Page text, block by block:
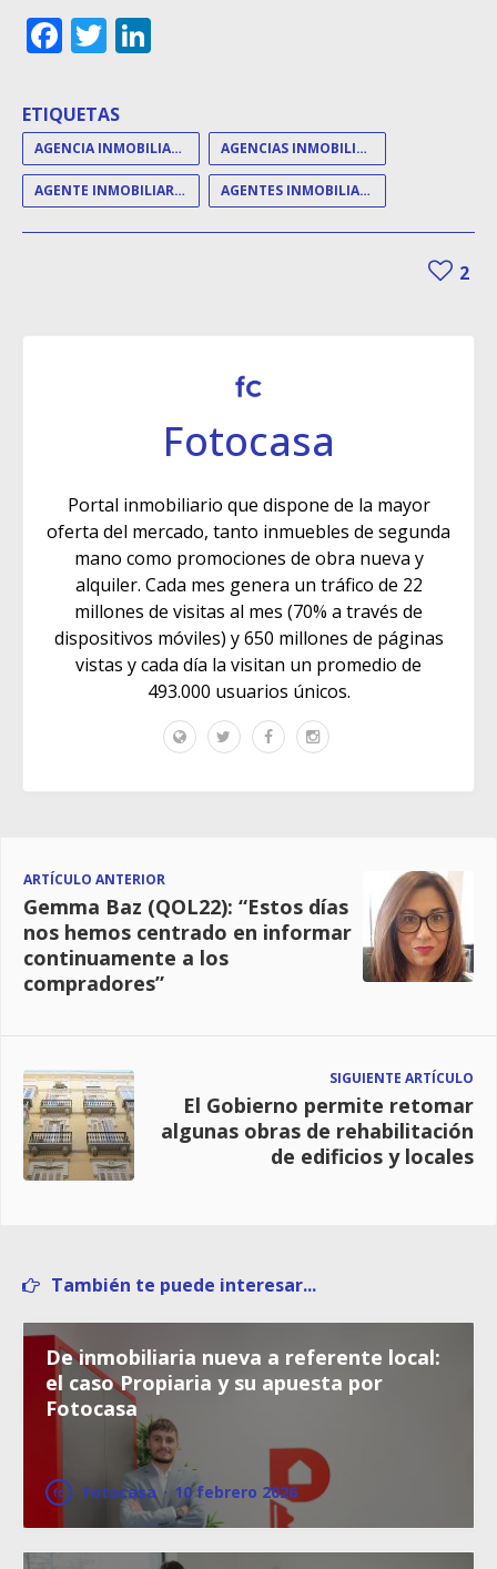
Facebook
Twitter
ETIQUETAS
AGENCIA INMOBILIARIA AGENCIAS INMOBILIARIAS
AGENTE INMOBILIARIO AGENTES INMOBILIARIOS
2
Fotocasa
Portal inmobiliario que dispone de la mayor
oferta del mercado, tanto inmuebles de segunda
mano como promociones de obra nueva y
alquiler. Cada mes genera un tráfico de 22
millones de visitas al mes (70% a través de
dispositivos móviles) y 650 millones de páginas
vistas y cada día la visitan un promedio de
493.000 usuarios únicos.
ARTÍCULO ANTERIOR
Gemma Baz (QOL22): “Estos días
nos hemos centrado en informar
continuamente a los
compradores”
SIGUIENTE ARTÍCULO
El Gobierno permite retomar
algunas obras de rehabilitación
de edificios y locales
También te puede interesar...
De inmobiliaria nueva a referente local:
el caso Propiaria y su apuesta por
Fotocasa
Fotocasa · 10 febrero 2026